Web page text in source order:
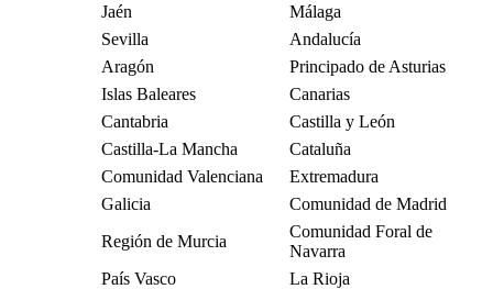
Jaén
Málaga
Sevilla
Andalucía
Aragón
Principado de Asturias
Islas Baleares
Canarias
Cantabria
Castilla y León
Castilla-La Mancha
Cataluña
Comunidad Valenciana
Extremadura
Galicia
Comunidad de Madrid
Región de Murcia
Comunidad Foral de
Navarra
País Vasco
La Rioja